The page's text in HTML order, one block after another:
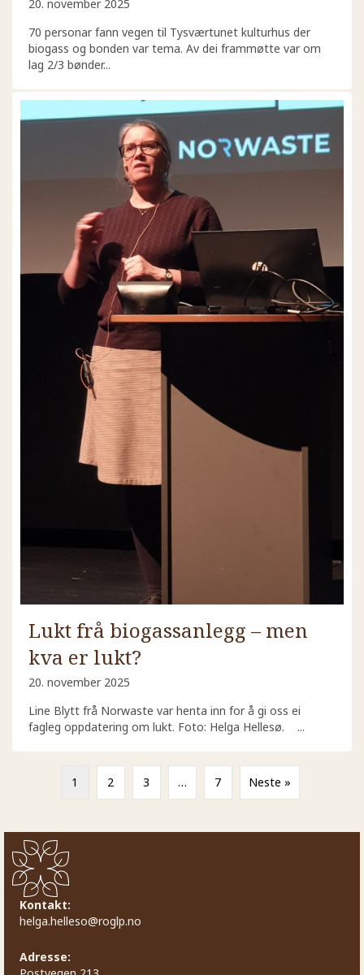
20. november 2025
70 personar fann vegen til Tysværtunet kulturhus der
biogass og bonden var tema. Av dei frammøtte var om
lag 2/3 bønder...
Lukt frå biogassanlegg – men
kva er lukt?
20. november 2025
Line Blytt frå Norwaste var henta inn for å gi oss ei
fagleg oppdatering om lukt. Foto: Helga Hellesø. ...
1 2 3 … 7 Neste »
Kontakt:
helga.helleso@roglp.no
Adresse: